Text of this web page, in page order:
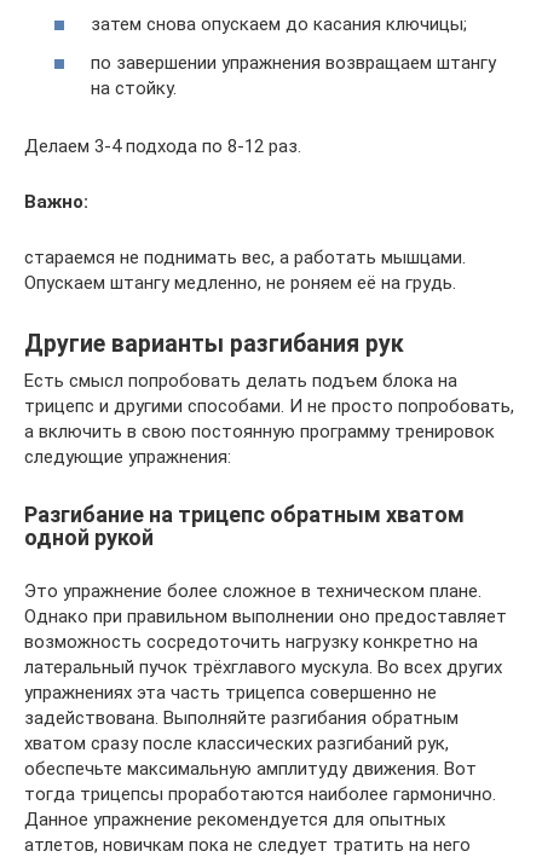
затем снова опускаем до касания ключицы;
по завершении упражнения возвращаем штангу
на стойку.
Делаем 3-4 подхода по 8-12 раз.
Важно:
стараемся не поднимать вес, а работать мышцами.
Опускаем штангу медленно, не роняем её на грудь.
Другие варианты разгибания рук
Есть смысл попробовать делать подъем блока на
трицепс и другими способами. И не просто попробовать,
а включить в свою постоянную программу тренировок
следующие упражнения:
Разгибание на трицепс обратным хватом
одной рукой
Это упражнение более сложное в техническом плане.
Однако при правильном выполнении оно предоставляет
возможность сосредоточить нагрузку конкретно на
латеральный пучок трёхглавого мускула. Во всех других
упражнениях эта часть трицепса совершенно не
задействована. Выполняйте разгибания обратным
хватом сразу после классических разгибаний рук,
обеспечьте максимальную амплитуду движения. Вот
тогда трицепсы проработаются наиболее гармонично.
Данное упражнение рекомендуется для опытных
атлетов, новичкам пока не следует тратить на него